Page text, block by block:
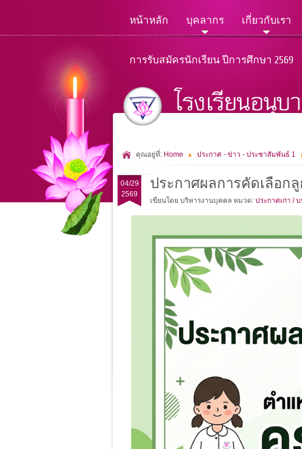
หน้าหลัก บุคลากร เกี่ยวกับเรา
การรับสมัครนักเรียน ปีการศึกษา 2569
คุณอยู่ที่: Home ประกาศ - ข่าว - ประชาสัมพันธ์ 1
04/29
2569
ประกาศผลการคัดเลือก
เขียนโดย บริหารงานบุคคล หมวด: ประกาศเก่า /